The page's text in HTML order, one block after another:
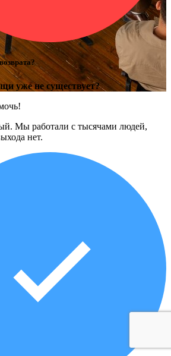
уже не существует?
Мы работали с тысячами людей,
нет.